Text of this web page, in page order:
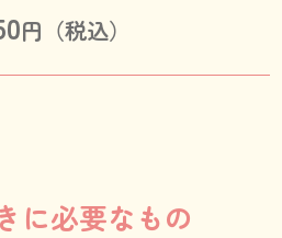
円（税込）
に必要なもの